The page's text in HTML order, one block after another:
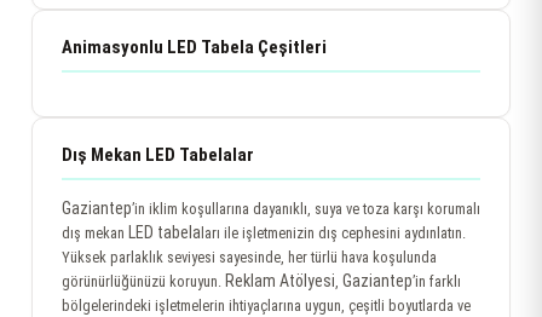
Animasyonlu LED Tabela Çeşitleri
Dış Mekan LED Tabelalar
Gaziantep’in iklim koşullarına dayanıklı, suya ve toza karşı korumalı
dış mekan LED tabela ları ile işletmenizin dış cephesini aydınlatın.
Yüksek parlaklık seviyesi sayesinde, her türlü hava koşulunda
görünürlüğünüzü koruyun. Reklam Atölyesi, Gaziantep’in farklı
bölgelerindeki işletmelerin ihtiyaçlarına uygun, çeşitli boyutlarda ve